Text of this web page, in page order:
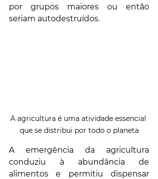
por grupos maiores ou então
seriam autodestruídos.
A agricultura é uma atividade essencial
que se distribui por todo o planeta
A emergência da agricultura
conduziu à abundância de
alimentos e permitiu dispensar